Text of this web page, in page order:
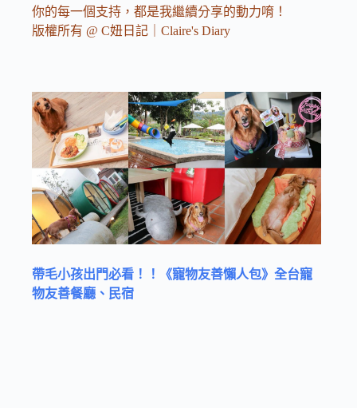
你的每一個支持，都是我繼續分享的動力唷！
版權所有 @ C妞日記｜Claire's Diary
帶毛小孩出門必看！！《寵物友善懶人包》全台寵
物友善餐廳、民宿